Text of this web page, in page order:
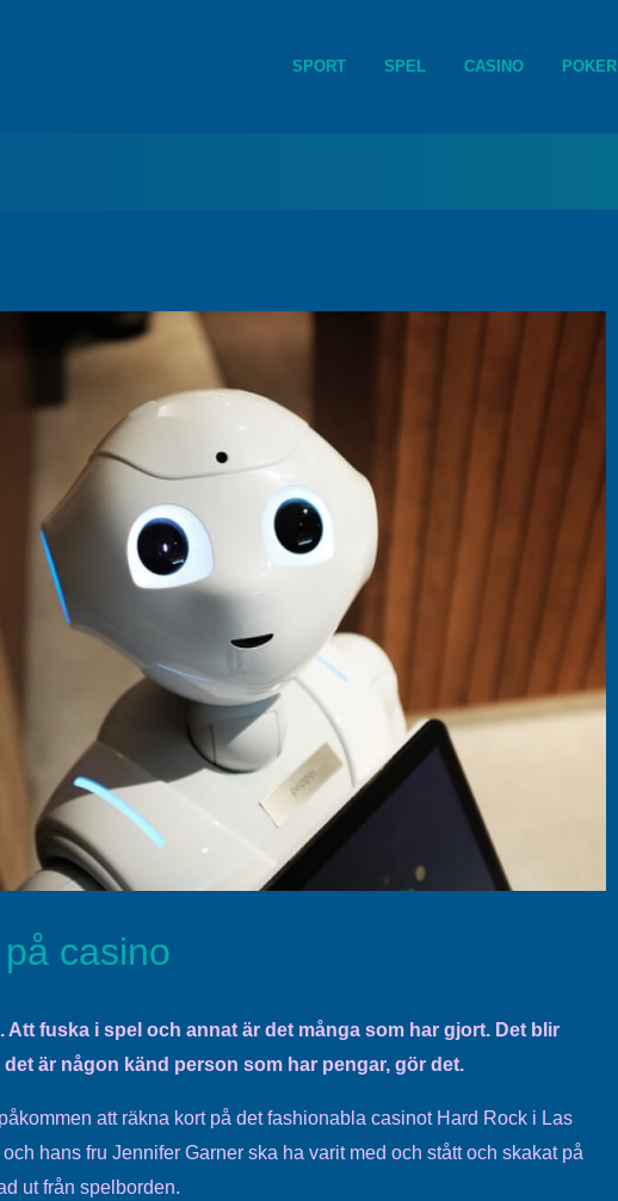
SPORT SPEL CASINO POKER
casino
Att fuska i spel och annat är det många som har gjort. Det blir
är någon känd person som har pengar, gör det.
att räkna kort på det fashionabla casinot Hard Rock i Las
hans fru Jennifer Garner ska ha varit med och stått och skakat på
ut från spelborden.